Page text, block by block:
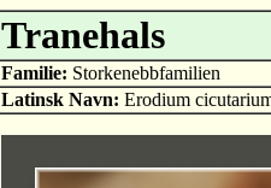
Tranehals
Familie: Storkenebbfamilien
Latinsk Navn: Erodium